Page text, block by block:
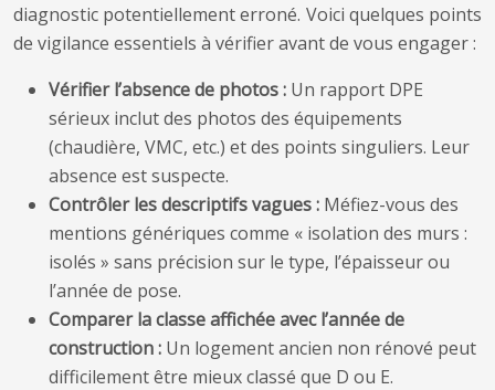
diagnostic potentiellement erroné. Voici quelques points
de vigilance essentiels à vérifier avant de vous engager :
Vérifier l’absence de photos : Un rapport DPE
sérieux inclut des photos des équipements
(chaudière, VMC, etc.) et des points singuliers. Leur
absence est suspecte.
Contrôler les descriptifs vagues : Méfiez-vous des
mentions génériques comme « isolation des murs :
isolés » sans précision sur le type, l’épaisseur ou
l’année de pose.
Comparer la classe affichée avec l’année de
construction : Un logement ancien non rénové peut
difficilement être mieux classé que D ou E.